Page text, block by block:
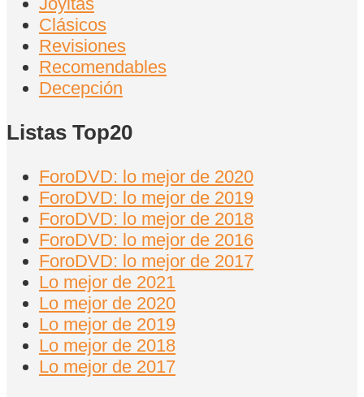
Clásicos
Revisiones
Recomendables
Decepción
Listas Top20
ForoDVD: lo mejor de 2020
ForoDVD: lo mejor de 2019
ForoDVD: lo mejor de 2018
ForoDVD: lo mejor de 2016
ForoDVD: lo mejor de 2017
Lo mejor de 2021
Lo mejor de 2020
Lo mejor de 2019
Lo mejor de 2018
Lo mejor de 2017